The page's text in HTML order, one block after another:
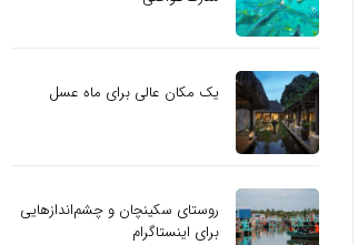
یک مکان عالی برای ماه عسل
روستای سکینچان و چشم‌اندازهایی
برای اینستاگرام